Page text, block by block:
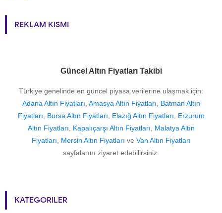
REKLAM KISMI
Güncel Altın Fiyatları Takibi
Türkiye genelinde en güncel piyasa verilerine ulaşmak için:
Adana Altın Fiyatları, Amasya Altın Fiyatları, Batman Altın
Fiyatları, Bursa Altın Fiyatları, Elazığ Altın Fiyatları, Erzurum
Altın Fiyatları, Kapalıçarşı Altın Fiyatları, Malatya Altın
Fiyatları, Mersin Altın Fiyatları ve Van Altın Fiyatları
sayfalarını ziyaret edebilirsiniz.
KATEGORILER